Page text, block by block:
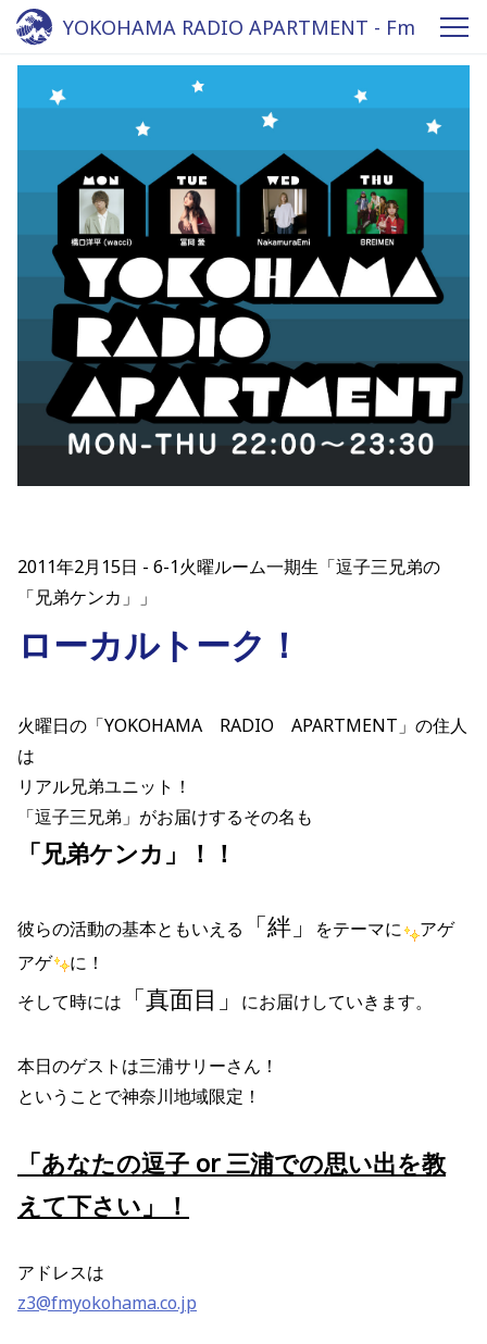
YOKOHAMA RADIO APARTMENT - Fm
yokohama 84.7
2011年2月15日
6-1火曜ルーム一期生「逗子三兄弟の
「兄弟ケンカ」」
ローカルトーク！
火曜日の「YOKOHAMA RADIO APARTMENT」の住人
は
リアル兄弟ユニット！
「逗子三兄弟」がお届けするその名も
「兄弟ケンカ」！！
彼らの活動の基本ともいえる 「絆」 をテーマに
アゲ
アゲ
に！
そして時には
「真面目」 にお届けしていきます。
本日のゲストは三浦サリーさん！
ということで神奈川地域限定！
「あなたの逗子 or 三浦での思い出を教
えて下さい」！
アドレスは
z3@fmyokohama.co.jp